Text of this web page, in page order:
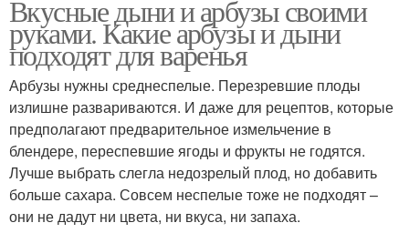
Вкусные дыни и арбузы своими
руками. Какие арбузы и дыни
подходят для варенья
Арбузы нужны среднеспелые. Перезревшие плоды
излишне развариваются. И даже для рецептов, которые
предполагают предварительное измельчение в
блендере, переспевшие ягоды и фрукты не годятся.
Лучше выбрать слегла недозрелый плод, но добавить
больше сахара. Совсем неспелые тоже не подходят –
они не дадут ни цвета, ни вкуса, ни запаха.